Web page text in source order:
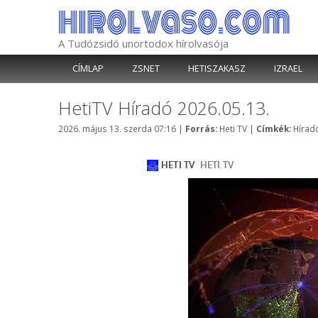
A Tudózsidó unortodox hírolvasója
CÍMLAP ZSNET HETISZAKASZ IZRAEL
HetiTV Híradó 2026.05.13.
2026. május 13. szerda 07:16 | Forrás: Kategória
Heti TV | Címkék: